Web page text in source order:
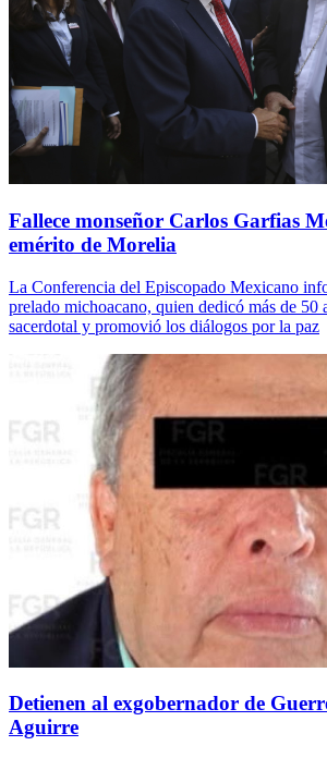
Fallece monseñor Carlos Garfias
emérito de Morelia
La Conferencia del Episcopado Mexicano
prelado michoacano, quien dedicó más de 50
sacerdotal y promovió los diálogos por la paz
Detienen al exgobernador de
Aguirre